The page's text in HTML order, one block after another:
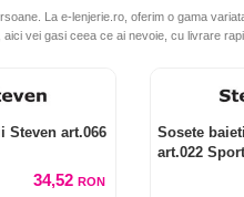
La e-lenjerie.ro, oferim o gama
vei gasi ceea ce ai nevoie, cu livrare
Steven art.066
34,52 RON
Sosete
art.022 Sport